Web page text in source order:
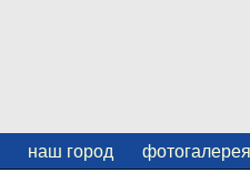
наш город фотогалерея